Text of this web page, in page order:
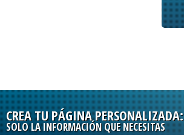
CREA TU PÁGINA PERSONALIZADA:
SOLO LA INFORMACIÓN QUE NECESITAS